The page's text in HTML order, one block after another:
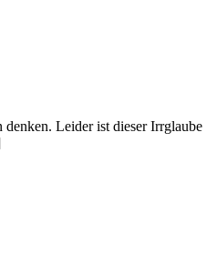
Leider ist dieser Irrglaube